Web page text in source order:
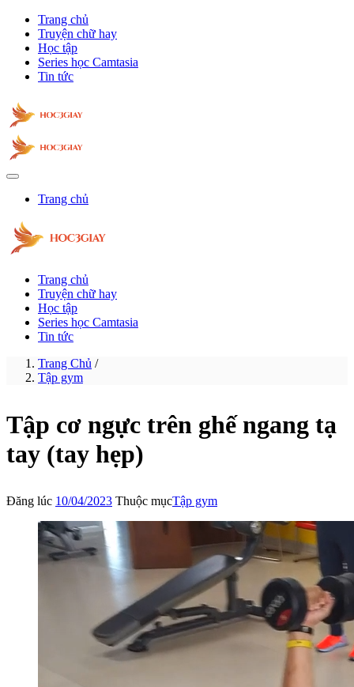
Trang chủ
Truyện chữ hay
Học tập
Series học Camtasia
Tin tức
Trang chủ
Trang chủ
Truyện chữ hay
Học tập
Series học Camtasia
Tin tức
Trang Chủ /
Tập gym
Tập cơ ngực trên ghế ngang tạ
tay (tay hẹp)
Đăng lúc 10/04/2023 Thuộc mụcTập gym